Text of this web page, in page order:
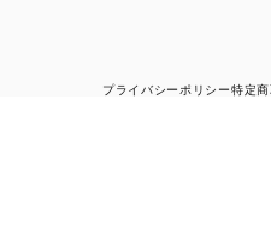
プライバシーポリシー特定